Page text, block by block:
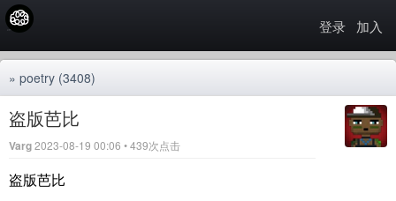
登录 加入
» poetry (3408)
盗版芭比
Varg2023-08-19 00:06 • 439次点击
盗版芭比